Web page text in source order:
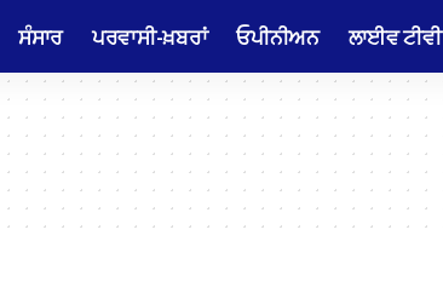
ਸੰਸਾਰ ਪਰਵਾਸੀ-ਖ਼ਬਰਾਂ ਓਪੀਨੀਅਨ ਲਾਈਵ ਟੀਵੀ